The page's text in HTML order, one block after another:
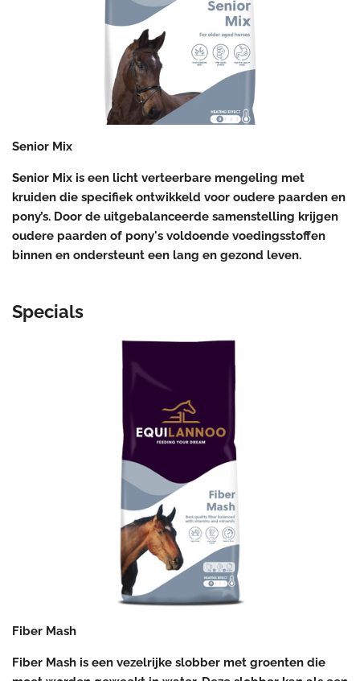
Senior Mix
Senior Mix is een licht verteerbare mengeling met
kruiden die specifiek ontwikkeld voor oudere paarden en
pony’s. Door de uitgebalanceerde samenstelling krijgen
oudere paarden of pony's voldoende voedingsstoffen
binnen en ondersteunt een lang en gezond leven.
Specials
Fiber Mash
Fiber Mash is een vezelrijke slobber met groenten die